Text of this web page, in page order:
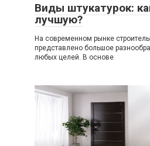
Виды штукатурок:
лучшую?
На современном рынке
представлено большое
любых целей. В основе